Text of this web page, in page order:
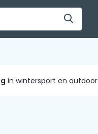
in wintersport en outdoor